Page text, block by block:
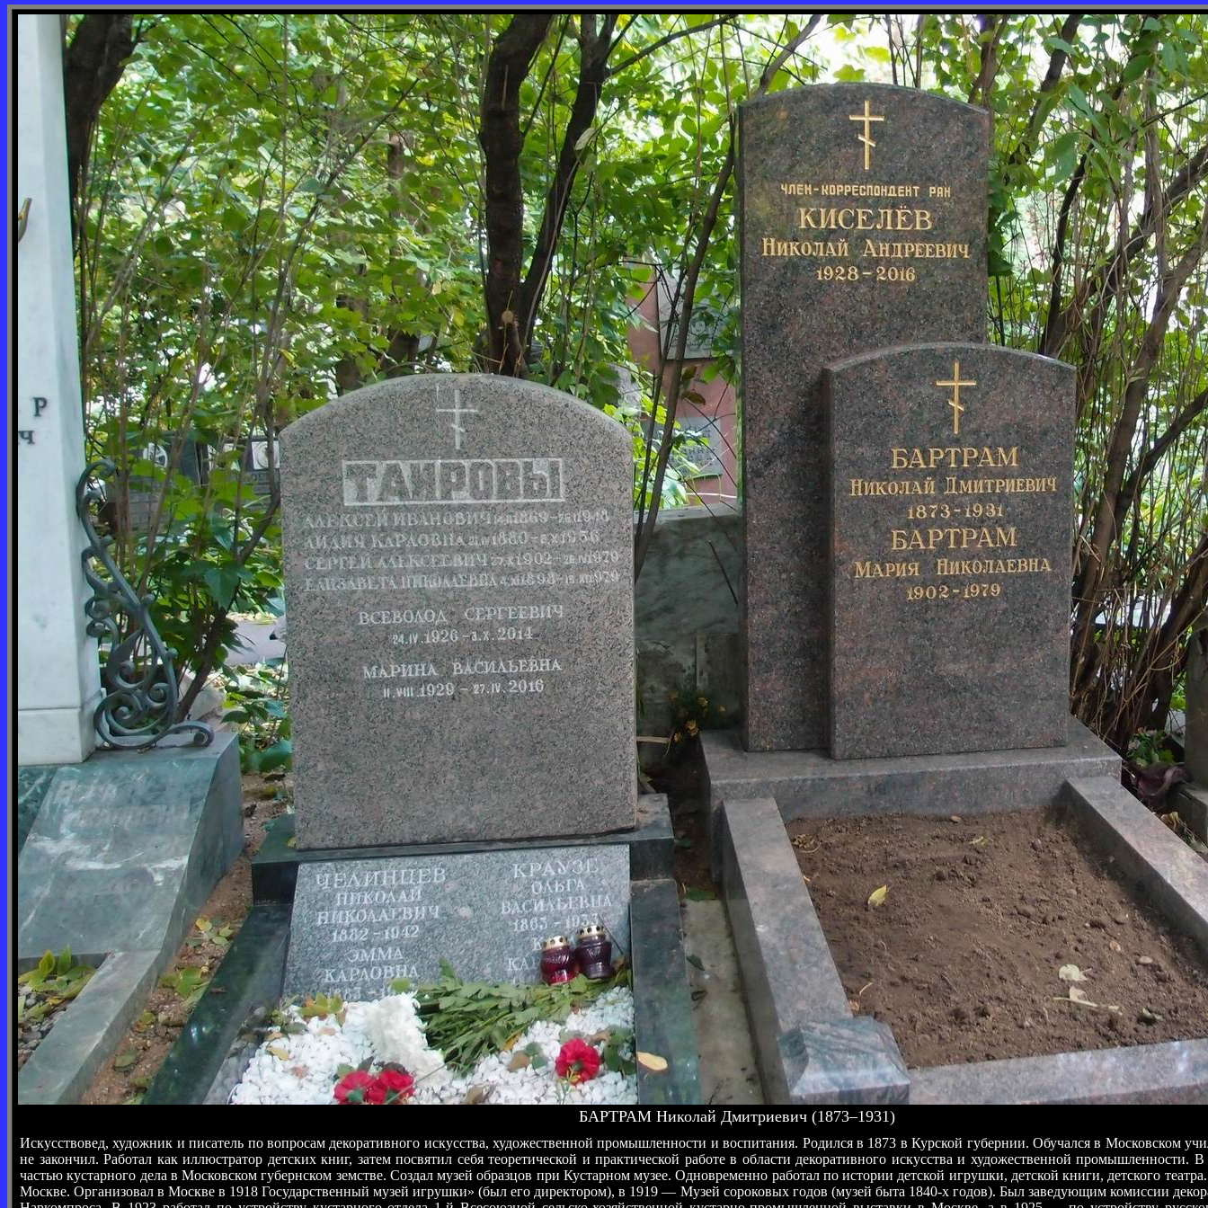
БАРТРАМ Николай Дмитриевич (1873–1931)
Искусствовед, художник и писатель по вопросам декоративного искусства, художественной промышленности и воспитания. Родился в 1873 в Курской губернии. Обучался в Московском
не закончил. Работал как иллюстратор детских книг, затем посвятил себя теоретической и практической работе в области декоративного искусства и художественной
частью кустарного дела в Московском губернском земстве. Создал музей образцов при Кустарном музее. Одновременно работал по истории детской игрушки, детской книги, детского
Москве. Организовал в Москве в 1918 Государственный музей игрушки» (был его директором), в 1919 — Музей сороковых годов (музей быта 1840-х годов). Был заведующим комиссии